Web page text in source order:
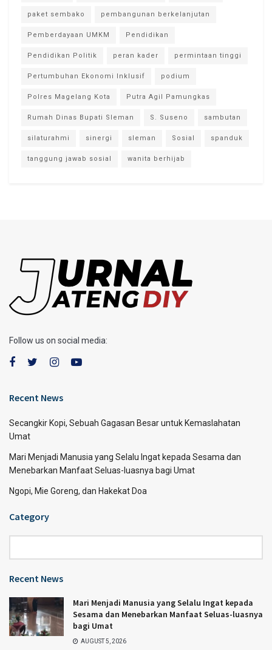
paket sembako pembangunan berkelanjutan
Pemberdayaan UMKM Pendidikan
Pendidikan Politik peran kader permintaan tinggi
Pertumbuhan Ekonomi Inklusif podium
Polres Magelang Kota Putra Agil Pamungkas
Rumah Dinas Bupati Sleman S. Suseno sambutan
silaturahmi sinergi sleman Sosial spanduk
tanggung jawab sosial wanita berhijab
Follow us on social media:
Recent News
Secangkir Kopi, Sebuah Gagasan Besar untuk Kemaslahatan
Umat
Mari Menjadi Manusia yang Selalu Ingat kepada Sesama dan
Menebarkan Manfaat Seluas-luasnya bagi Umat
Ngopi, Mie Goreng, dan Hakekat Doa
Category
Recent News
Mari Menjadi Manusia yang Selalu Ingat kepada
Sesama dan Menebarkan Manfaat Seluas-luasnya
bagi Umat
AUGUST 5, 2026